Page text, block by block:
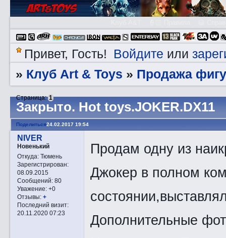
Привет, Гость! Войдите или
» Клуб Art & Toys » Продажа
Закрытo. Hot toys.JOKER.DX11
Страница:1
Поделиться24.02.2017 19:54
NIVER
Новенький
Откуда:Тюмень
Зарегистрирован:
08.09.2015
Сообщений:80
Уважение: +0
Отзывы: +
Последний визит:
20.11.2020 07:23
Продам одну из
Джокер в полном
Дополнительные